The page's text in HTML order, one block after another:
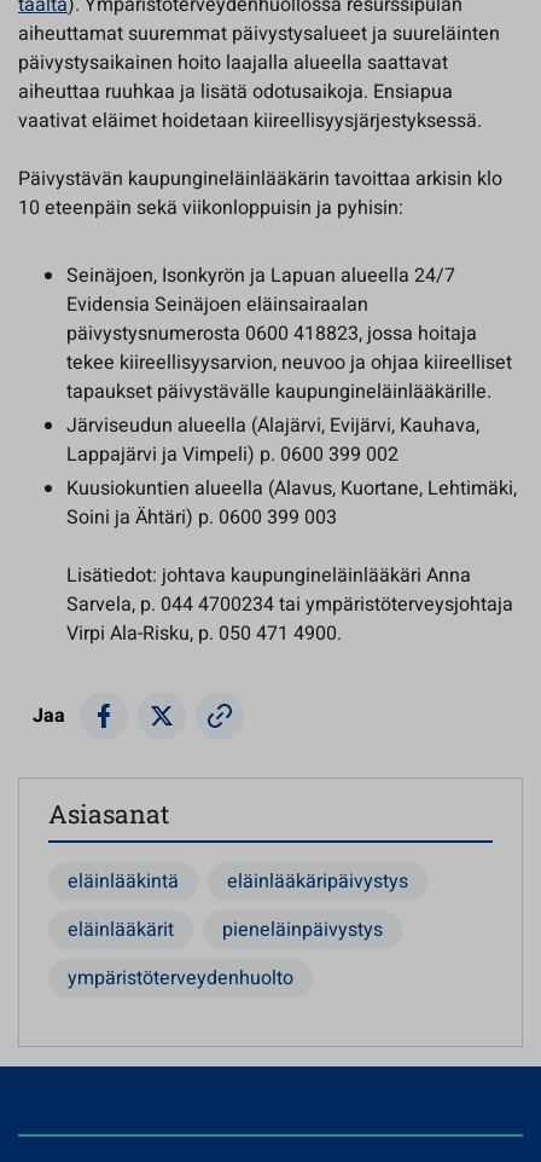
aiheuttamat suuremmat päivystysalueet ja suureläinten
päivystysaikainen hoito laajalla alueella saattavat
aiheuttaa ruuhkaa ja lisätä odotusaikoja. Ensiapua
vaativat eläimet hoidetaan kiireellisyysjärjestyksessä.
Päivystävän kaupungineläinlääkärin tavoittaa arkisin klo
10 eteenpäin sekä viikonloppuisin ja pyhisin:
Seinäjoen, Isonkyrön ja Lapuan alueella 24/7
Evidensia Seinäjoen eläinsairaalan
päivystysnumerosta 0600 418823, jossa hoitaja
tekee kiireellisyysarvion, neuvoo ja ohjaa kiireelliset
tapaukset päivystävälle kaupungineläinlääkärille.
Järviseudun alueella (Alajärvi, Evijärvi, Kauhava,
Lappajärvi ja Vimpeli) p. 0600 399 002
Kuusiokuntien alueella (Alavus, Kuortane, Lehtimäki,
Soini ja Ähtäri) p. 0600 399 003
Lisätiedot: johtava kaupungineläinlääkäri Anna
Sarvela, p. 044 4700234 tai ympäristöterveysjohtaja
Virpi Ala-Risku, p. 050 471 4900.
Jaa
Asiasanat
eläinlääkintä
eläinlääkäripäivystys
eläinlääkärit
pieneläinpäivystys
ympäristöterveydenhuolto